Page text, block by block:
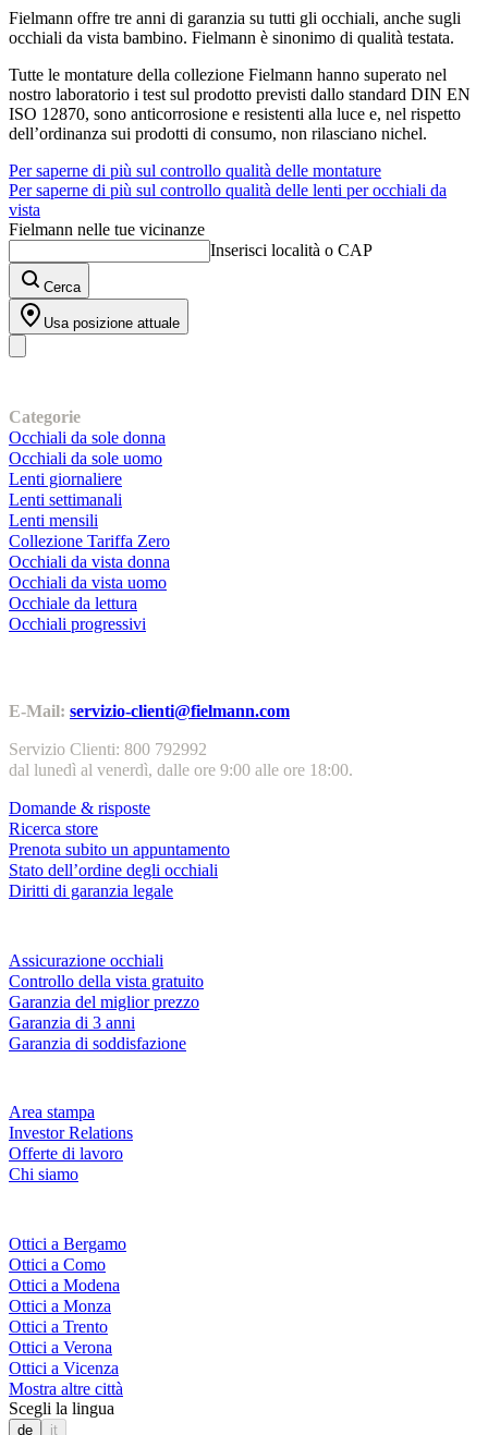
Fielmann offre tre anni di garanzia su tutti gli occhiali, anche sugli
occhiali da vista bambino. Fielmann è sinonimo di qualità testata.
Tutte le montature della collezione Fielmann hanno superato nel
nostro laboratorio i test sul prodotto previsti dallo standard DIN EN
ISO 12870, sono anticorrosione e resistenti alla luce e, nel rispetto
dell’ordinanza sui prodotti di consumo, non rilasciano nichel.
Per saperne di più sul controllo qualità delle montature
Per saperne di più sul controllo qualità delle lenti per occhiali da
vista
Fielmann nelle tue vicinanze
Inserisci località o CAP
Cerca
Usa posizione attuale
Categorie
Occhiali da sole donna
Occhiali da sole uomo
Lenti giornaliere
Lenti settimanali
Lenti mensili
Collezione Tariffa Zero
Occhiali da vista donna
Occhiali da vista uomo
Occhiale da lettura
Occhiali progressivi
E-Mail: servizio-clienti@fielmann.com
Servizio Clienti: 800 792992
dal lunedì al venerdì, dalle ore 9:00 alle ore 18:00.
Domande & risposte
Ricerca store
Prenota subito un appuntamento
Stato dell’ordine degli occhiali
Diritti di garanzia legale
Assicurazione occhiali
Controllo della vista gratuito
Garanzia del miglior prezzo
Garanzia di 3 anni
Garanzia di soddisfazione
Area stampa
Investor Relations
Offerte di lavoro
Chi siamo
Ottici a Bergamo
Ottici a Como
Ottici a Modena
Ottici a Monza
Ottici a Trento
Ottici a Verona
Ottici a Vicenza
Mostra altre città
Scegli la lingua
de it